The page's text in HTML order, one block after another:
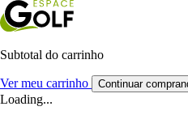
Subtotal do carrinho
Ver meu carrinho Continuar
Loading...